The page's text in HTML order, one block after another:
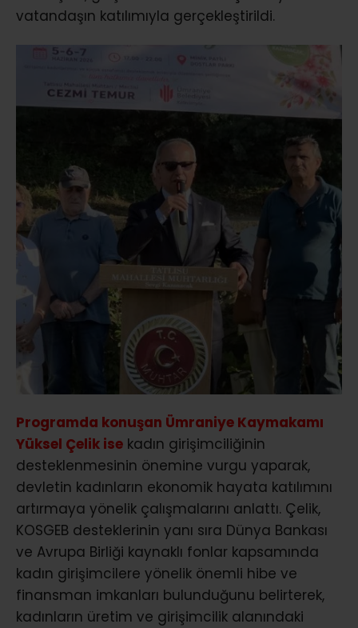
vatandaşın katılımıyla gerçekleştirildi.
Programda konuşan Ümraniye Kaymakamı
Yüksel Çelik ise kadın girişimciliğinin
desteklenmesinin önemine vurgu yaparak,
devletin kadınların ekonomik hayata katılımını
artırmaya yönelik çalışmalarını anlattı. Çelik,
KOSGEB desteklerinin yanı sıra Dünya Bankası
ve Avrupa Birliği kaynaklı fonlar kapsamında
kadın girişimcilere yönelik önemli hibe ve
finansman imkanları bulunduğunu belirterek,
kadınların üretim ve girişimcilik alanındaki